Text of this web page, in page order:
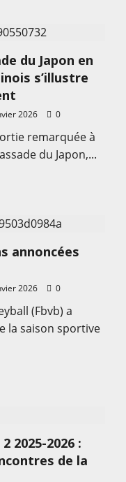
du Japon en
s’illustre
2026 0
remarquée à
du Japon,...
annoncées
2026 0
(Fbvb) a
la saison sportive
2025-2026 :
de la